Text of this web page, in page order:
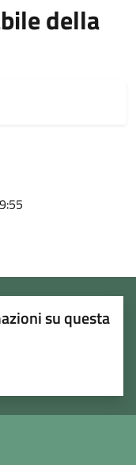
della
su questa